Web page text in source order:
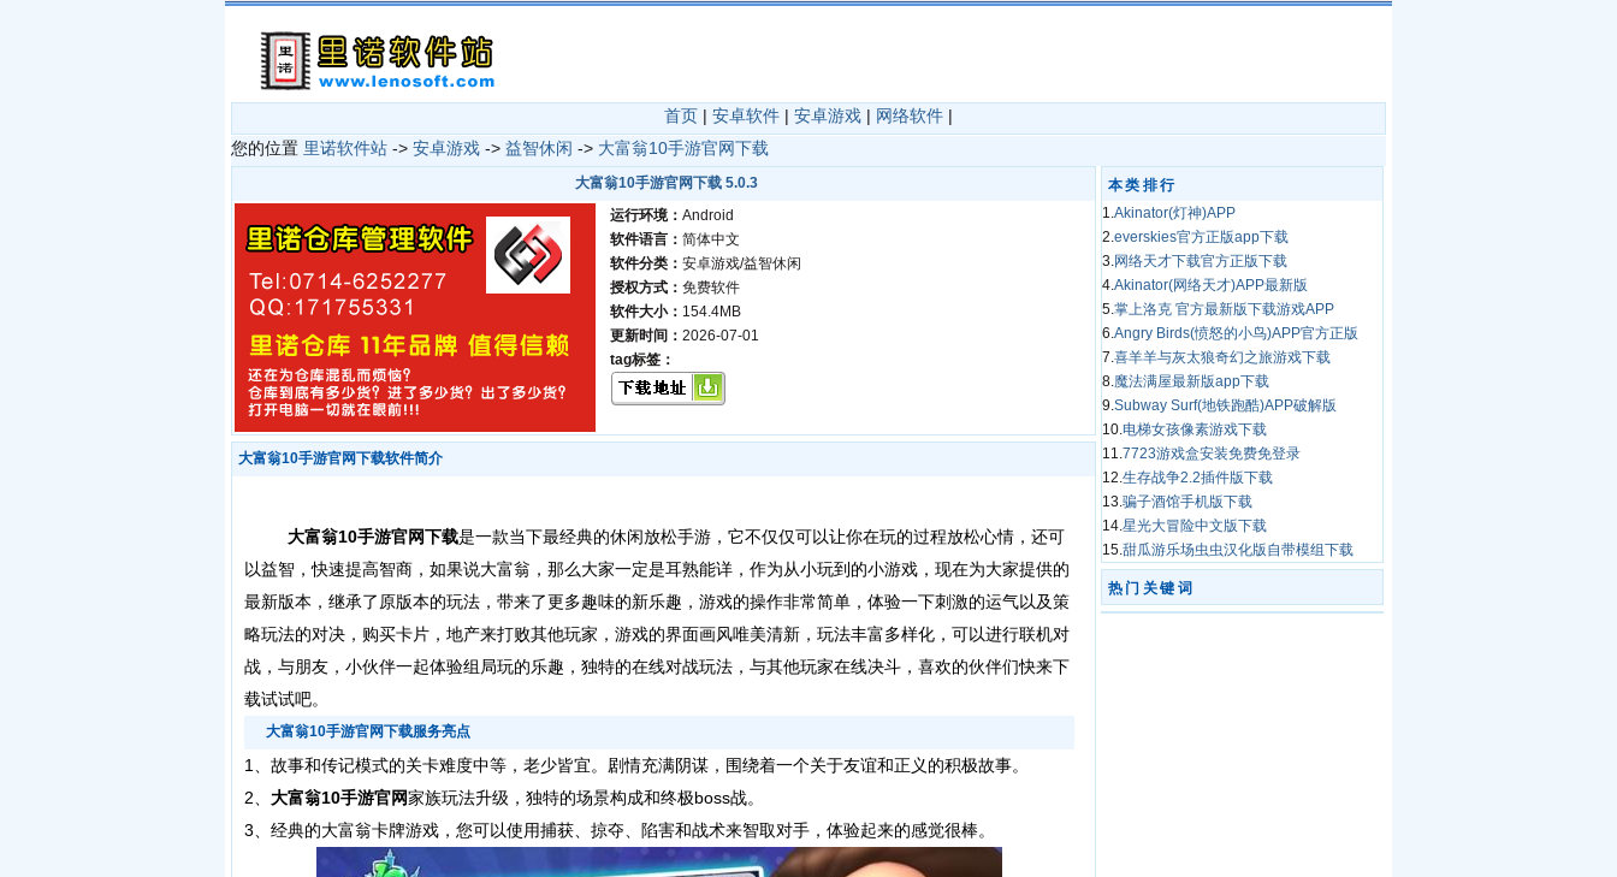
首页 | 安卓软件 | 安卓游戏 | 网络软件 |
您的位置 里诺软件站 -> 安卓游戏 -> 益智休闲 -> 大富翁10手游官网下载
大富翁10手游官网下载 5.0.3
运行环境： Android
软件语言： 简体中文
软件分类： 安卓游戏/益智休闲
授权方式： 免费软件
软件大小： 154.4MB
更新时间： 2026-07-01
tag标签：
大富翁10手游官网下载软件简介
大富翁10手游官网下载是一款当下最经典的休闲放松手游，它不仅仅可以让你在玩的过程放松心情，还可
以益智，快速提高智商，如果说大富翁，那么大家一定是耳熟能详，作为从小玩到的小游戏，现在为大家提供的
最新版本，继承了原版本的玩法，带来了更多趣味的新乐趣，游戏的操作非常简单，体验一下刺激的运气以及策
略玩法的对决，购买卡片，地产来打败其他玩家，游戏的界面画风唯美清新，玩法丰富多样化，可以进行联机对
战，与朋友，小伙伴一起体验组局玩的乐趣，独特的在线对战玩法，与其他玩家在线决斗，喜欢的伙伴们快来下
载试试吧。
大富翁10手游官网下载服务亮点
1、故事和传记模式的关卡难度中等，老少皆宜。剧情充满阴谋，围绕着一个关于友谊和正义的积极故事。
2、 大富翁10手游官网家族玩法升级，独特的场景构成和终极boss战。
3、经典的大富翁卡牌游戏，您可以使用捕获、掠夺、陷害和战术来智取对手，体验起来的感觉很棒。
本类排行
1.Akinator(灯神)APP
2.everskies官方正版app下载
3.网络天才下载官方正版下载
4.Akinator(网络天才)APP最新版
5.掌上洛克 官方最新版下载游戏APP
6.Angry Birds(愤怒的小鸟)APP官方正版
7.喜羊羊与灰太狼奇幻之旅游戏下载
8.魔法满屋最新版app下载
9.Subway Surf(地铁跑酷)APP破解版
10.电梯女孩像素游戏下载
11.7723游戏盒安装免费免登录
12.生存战争2.2插件版下载
13.骗子酒馆手机版下载
14.星光大冒险中文版下载
15.甜瓜游乐场虫虫汉化版自带模组下载
热门关键词